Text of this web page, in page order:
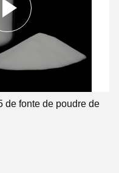
de fonte de poudre de